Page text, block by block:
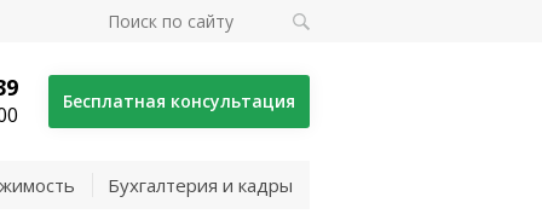
Бесплатная консультация
Бухгалтерия и кадры